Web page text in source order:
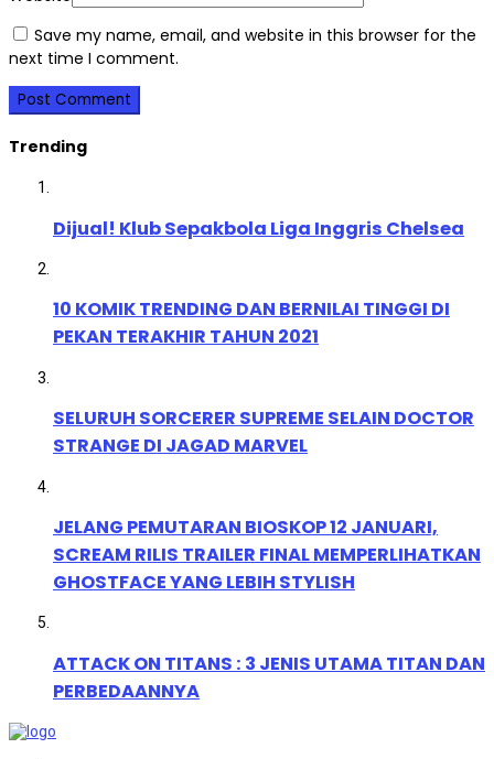
Save my name, email, and website in this browser for the
next time I comment.
Trending
Dijual! Klub Sepakbola Liga Inggris Chelsea
10 KOMIK TRENDING DAN BERNILAI TINGGI DI
PEKAN TERAKHIR TAHUN 2021
SELURUH SORCERER SUPREME SELAIN DOCTOR
STRANGE DI JAGAD MARVEL
JELANG PEMUTARAN BIOSKOP 12 JANUARI,
SCREAM RILIS TRAILER FINAL MEMPERLIHATKAN
GHOSTFACE YANG LEBIH STYLISH
ATTACK ON TITANS : 3 JENIS UTAMA TITAN DAN
PERBEDAANNYA